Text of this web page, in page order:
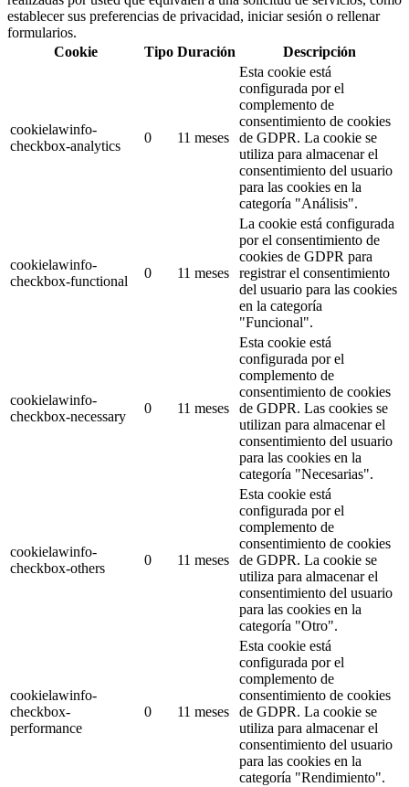
establecer sus preferencias de privacidad, iniciar sesión o rellenar
formularios.
Cookie
Tipo Duración Descripción
cookielawinfo-
checkbox-analytics
0 11 meses
Esta cookie está
configurada por el
complemento de
consentimiento de cookies
de GDPR. La cookie se
utiliza para almacenar el
consentimiento del usuario
para las cookies en la
categoría "Análisis".
cookielawinfo-
checkbox-functional
0 11 meses
La cookie está configurada
por el consentimiento de
cookies de GDPR para
registrar el consentimiento
del usuario para las cookies
en la categoría
"Funcional".
cookielawinfo-
checkbox-necessary
0 11 meses
Esta cookie está
configurada por el
complemento de
consentimiento de cookies
de GDPR. Las cookies se
utilizan para almacenar el
consentimiento del usuario
para las cookies en la
categoría "Necesarias".
cookielawinfo-
checkbox-others
0 11 meses
Esta cookie está
configurada por el
complemento de
consentimiento de cookies
de GDPR. La cookie se
utiliza para almacenar el
consentimiento del usuario
para las cookies en la
categoría "Otro".
cookielawinfo-
checkbox-
performance
0 11 meses
Esta cookie está
configurada por el
complemento de
consentimiento de cookies
de GDPR. La cookie se
utiliza para almacenar el
consentimiento del usuario
para las cookies en la
categoría "Rendimiento".